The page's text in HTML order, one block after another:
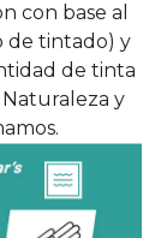
con base al
de tintado) y
de tinta
y